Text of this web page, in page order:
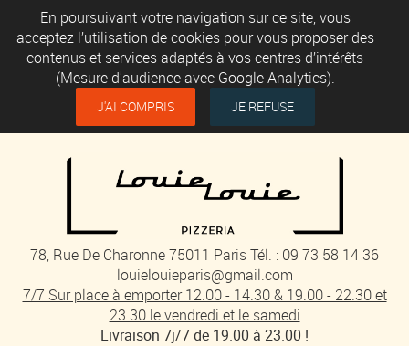
En poursuivant votre navigation sur ce site, vous
acceptez l’utilisation de cookies pour vous proposer des
contenus et services adaptés à vos centres d’intérêts
(Mesure d'audience avec Google Analytics).
J'AI COMPRIS JE REFUSE
78, Rue De Charonne 75011 Paris Tél. : 09 73 58 14 36
louielouieparis@gmail.com
7/7 Sur place à emporter 12.00 - 14.30 & 19.00 - 22.30 et
23.30 le vendredi et le samedi
Livraison 7j/7 de 19.00 à 23.00 !